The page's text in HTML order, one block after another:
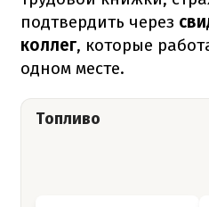
подтвердить через
коллег, которые
одном месте.
Топливо